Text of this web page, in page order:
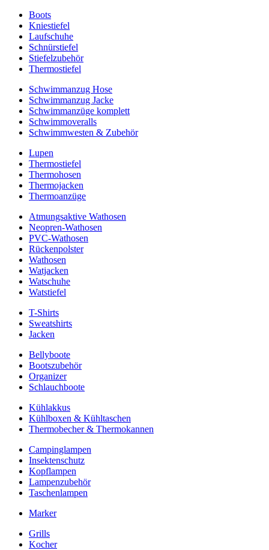
Boots
Kniestiefel
Laufschuhe
Schnürstiefel
Stiefelzubehör
Thermostiefel
Schwimmanzug Hose
Schwimmanzug Jacke
Schwimmanzüge komplett
Schwimmoveralls
Schwimmwesten & Zubehör
Lupen
Thermostiefel
Thermohosen
Thermojacken
Thermoanzüge
Atmungsaktive Wathosen
Neopren-Wathosen
PVC-Wathosen
Rückenpolster
Wathosen
Watjacken
Watschuhe
Watstiefel
T-Shirts
Sweatshirts
Jacken
Bellyboote
Bootszubehör
Organizer
Schlauchboote
Kühlakkus
Kühlboxen & Kühltaschen
Thermobecher & Thermokannen
Campinglampen
Insektenschutz
Kopflampen
Lampenzubehör
Taschenlampen
Marker
Grills
Kocher